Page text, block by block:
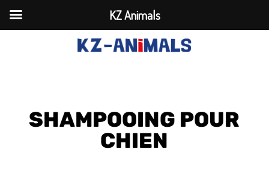
SHAMPOOING POUR
CHIEN
KZ Animals